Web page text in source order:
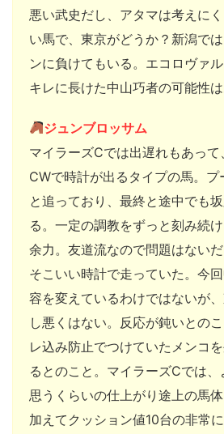
悪い武史だし、アタマは考えに
い馬で、東京がどうか？新潟で
ンに負けてもいる。エコロヴァ
キレに長けた中山巧者の可能性は
ジュンブロッサム
マイラーズCでは出遅れもあって
CWで時計が出るタイプの馬。
と追っており、最終と途中でも
る。一定の調教をずっと刻み続
余力。友道流なので問題はない
そこいい時計で走っていた。今
容を変えているわけではないが
し悪くはない。反応が鈍いとの
レ込み防止でつけていたメンコ
るとのこと。マイラーズCでは
思うくらいの仕上がり途上の馬
加えてクッション値10台の非常